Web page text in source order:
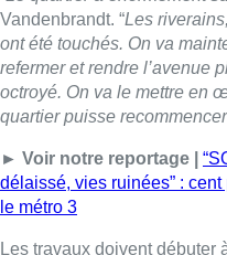
Rouppe. Le
Palais du Midi interviendra
les stations Toots
Une avenue plus verte et
Le projet prévoit un
façade”. La future avenue
entourée de larges trottoirs
large. Ceux-ci accueilleront